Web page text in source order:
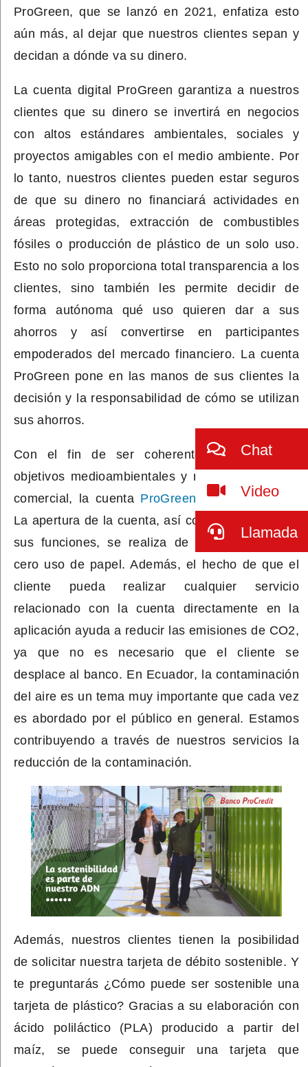
ProGreen, que se lanzó en 2021, enfatiza esto
aún más, al dejar que nuestros clientes sepan y
decidan a dónde va su dinero.
La cuenta digital ProGreen garantiza a nuestros
clientes que su dinero se invertirá en negocios
con altos estándares ambientales, sociales y
proyectos amigables con el medio ambiente. Por
lo tanto, nuestros clientes pueden estar seguros
de que su dinero no financiará actividades en
áreas protegidas, extracción de combustibles
fósiles o producción de plástico de un solo uso.
Esto no solo proporciona total transparencia a los
clientes, sino también les permite decidir de
forma autónoma qué uso quieren dar a sus
ahorros y así convertirse en participantes
empoderados del mercado financiero. La cuenta
ProGreen poneen las manos de sus clientes la
decisión y la responsabilidad de cómo se utilizan
sus ahorros.
Con el fin de ser coherentes con nuestros
objetivos medioambientales y nuestra estrategia
comercial, la cuenta ProGreen es 100% digital.
La apertura de la cuenta, así como cualquiera de
sus funciones, se realiza de forma
online con
cero uso de papel. Además, el hecho de que el
cliente pueda realizar cualquier servicio
relacionado con la cuenta directamente en la
aplicación ayuda a reducir las emisiones de CO2,
ya que no es necesario que el cliente se
desplace al banco. En Ecuador, la contaminación
del aire es un tema muy importante que cada vez
es abordado por el público en general. Estamos
contribuyendo a través de nuestros servicios la
reducción de la contaminación.
Además, nuestros clientes tienen la posibilidad
de solicitar nuestra tarjeta de débito sostenible. Y
te preguntarás ¿Cómo puede ser sostenible una
tarjeta de plástico? Gracias a su elaboración con
ácido poliláctico (PLA) producido a partir del
maíz, se puede conseguir una tarjeta que
Chat
Video
Llamada